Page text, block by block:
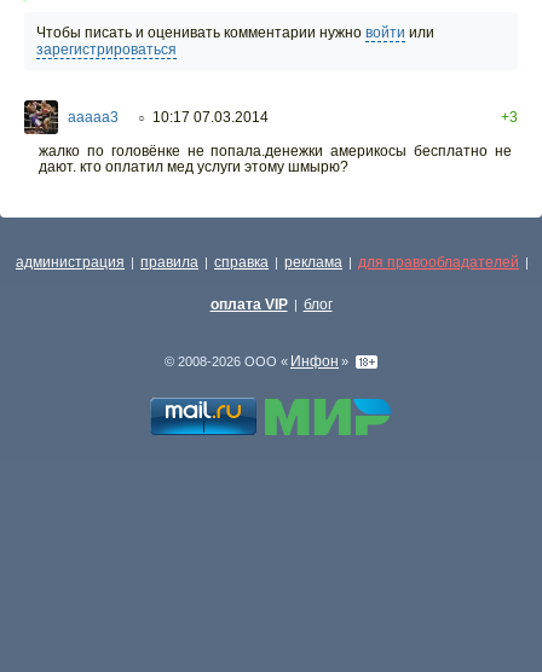
Чтобы писать и оценивать комментарии нужно войти или
зарегистрироваться
ааааа3 ○ 10:17 07.03.2014
+3
жалко по головёнке не попала.денежки америкосы бесплатно не
дают. кто оплатил мед услуги этому шмырю?
администрация | правила | справка | реклама | для правообладателей |
оплата VIP | блог
© 2008-2026 ООО « Инфон »